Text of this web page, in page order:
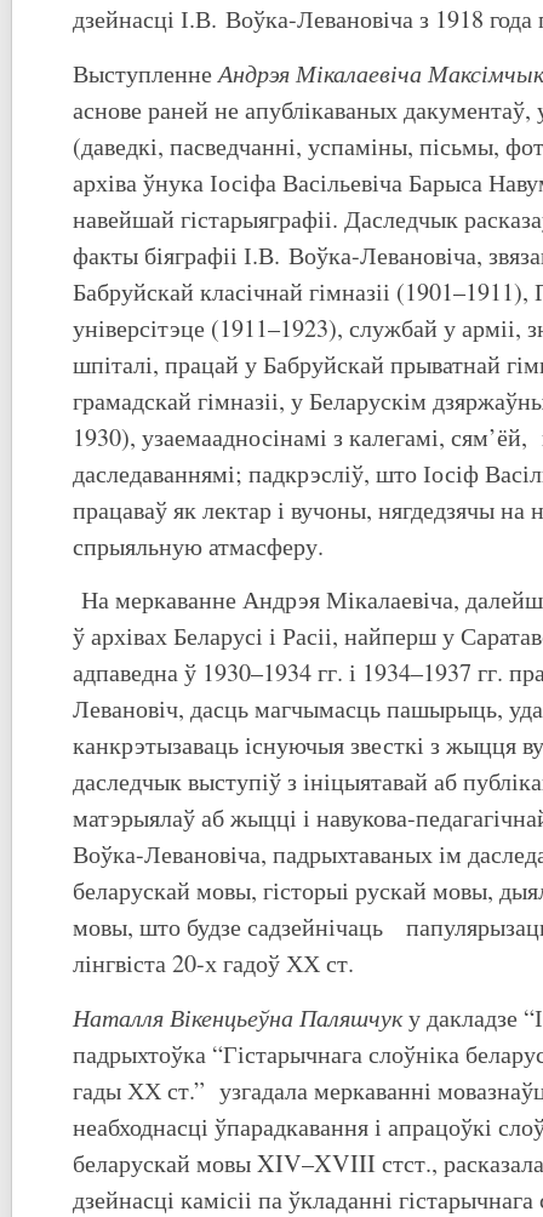
дзейнасці І.В. Воўка-Левановіча з 1918 года
ВыступленнеАндрэя Мікалаевіча
аснове раней не апублікаваных
(даведкі, пасведчанні, успаміны, пісьмы,
архіва ўнука Іосіфа Васільевіча Барыса
навейшай гістарыяграфіі. Даследчык
факты біяграфіі І.В. Воўка-Левановіча,
Бабруйскай класічнай гімназіі (1901–1911),
універсітэце (1911–1923), службай у арміі,
шпіталі, працай у Бабруйскай прыватнай
грамадскай гімназіі, у Беларускім
1930), узаемаадносінамі з калегамі,
даследаваннямі; падкрэсліў, што Іосіф
працаваў як лектар і вучоны, нягдедзячы на
спрыяльную атмасферу.
На меркаванне Андрэя Мікалаевіча,
ў архівах Беларусі і Расіі, найперш у
адпаведна ў 1930–1934 гг. і 1934–1937 гг.
Левановіч, дасць магчымасць пашырыць,
канкрэтызаваць існуючыя звесткі з жыцця
даследчык выступіў з ініцыятавай аб
матэрыялаў аб жыцці і навукова-
Воўка-Левановіча, падрыхтаваных ім
беларускай мовы, гісторыі рускай мовы,
мовы, што будзе садзейнічаць
лінгвіста 20-х гадоў ХХ ст.
Наталля Вікенцьеўна Паляшчуку дакладзе
падрыхтоўка “Гістарычнага слоўніка
гады ХХ ст.” узгадала меркаванні
неабходнасці ўпарадкавання і апрацоўкі
беларускай мовы XIV–XVIII стст., расказала
дзейнасці камісіі па ўкладанні